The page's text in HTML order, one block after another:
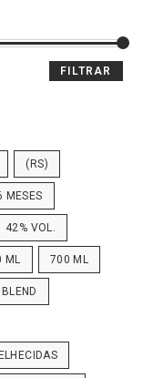
FILTRAR
(RS)
MESES
42% VOL.
ML 700 ML
BLEND